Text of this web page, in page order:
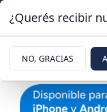
¿Querés recibir
NO, GRACIAS